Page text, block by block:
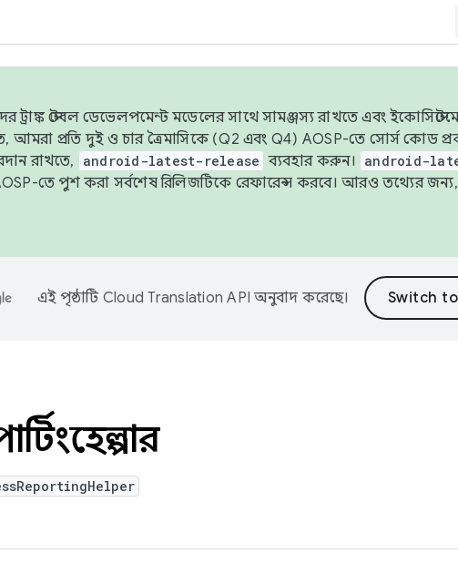
স্টেবল ডেভেলপমেন্ট মডেলের সাথে সামঞ্জস্য রাখতে এবং
আমরা প্রতি দুই ও চার ত্রৈমাসিকে (Q2 এবং Q4) AOSP-তে সোর্স কোড
রাখতে,
android-latest-release ব্যবহার করুন। android-
AOSP-তে পুশ করা সর্বশেষ রিলিজটিকে রেফারেন্স করবে। আরও তথ্যের জন্য,
এই পৃষ্ঠাটি Cloud Translation API অনুবাদ করেছে।